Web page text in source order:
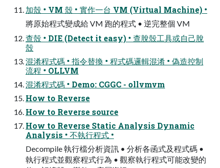
加殼 • VM 殼 • 實作一台 VM (Virtual Machine) •
將原始程式變成給 VM 跑的程式 • 逆完整個 VM
查殼 • DIE (Detect it easy) • 查脫殼工具或自己脫
殼
混淆程式碼 • 指令替換 • 程式碼邏輯混淆 • 偽造控制
流程 • OLLVM
混淆程式碼 • Demo: CGGC - ollvmvm
How to Reverse
How to Reverse source
How to Reverse Static Analysis Dynamic
Analysis • 不執行程式 •
Decompile 執行檔分析資訊 • 分析各函式及程式碼 •
執行程式並觀察程式行為 • 觀察執行程式可能改變的